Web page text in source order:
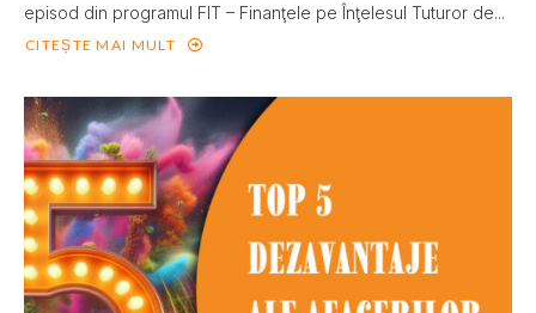
episod din programul FIT – Finanţele pe Înţelesul Tuturor de...
CITEȘTE MAI MULT